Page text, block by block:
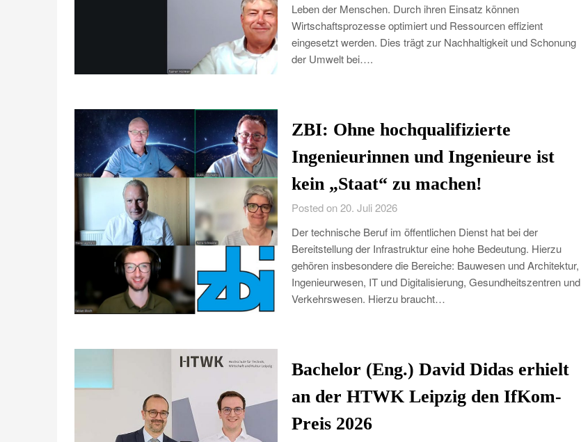
Leben der Menschen. Durch ihren Einsatz können
Wirtschaftsprozesse optimiert und Ressourcen effizient
eingesetzt werden. Dies trägt zur Nachhaltigkeit und Schonung
der Umwelt bei….
ZBI: Ohne hochqualifizierte
Ingenieurinnen und Ingenieure ist
kein „Staat“ zu machen!
Posted on 20. Juli 2026
Der technische Beruf im öffentlichen Dienst hat bei der
Bereitstellung der Infrastruktur eine hohe Bedeutung. Hierzu
gehören insbesondere die Bereiche: Bauwesen und Architektur,
Ingenieurwesen, IT und Digitalisierung, Gesundheitszentren und
Verkehrswesen. Hierzu braucht…
Bachelor (Eng.) David Didas erhielt
an der HTWK Leipzig den IfKom-
Preis 2026